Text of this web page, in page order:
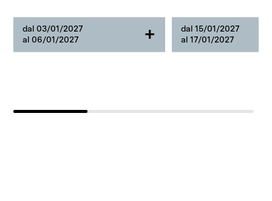
dal 03/01/2027
al 06/01/2027
+
dal 15/01/2027
al 17/01/2027